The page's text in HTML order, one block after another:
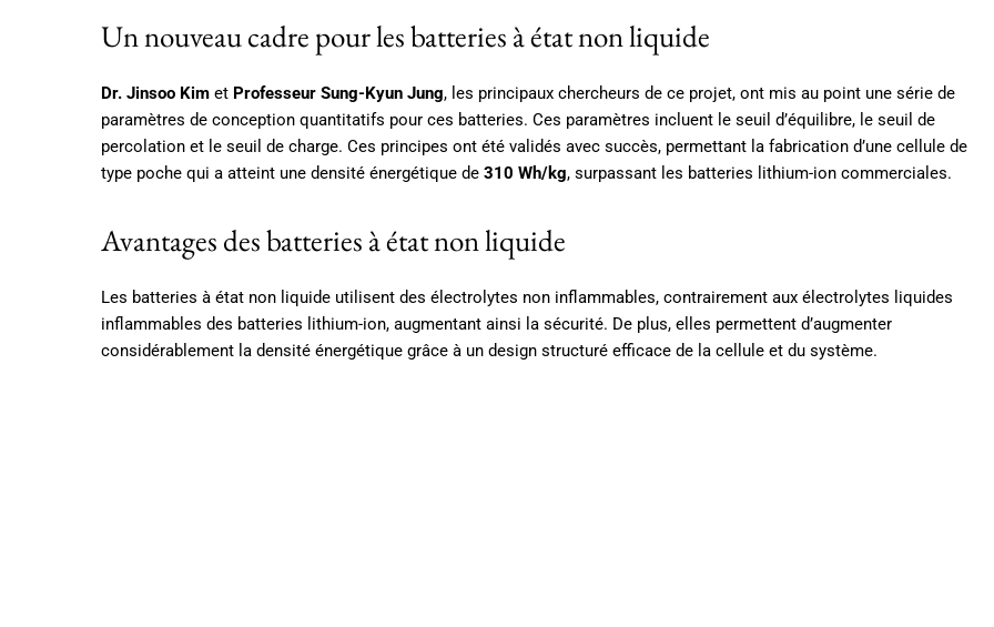
Un nouveau cadre pour les batteries à état non liquide
Dr. Jinsoo Kim et Professeur Sung-Kyun Jung, les principaux chercheurs de ce projet, ont mis au point une série de
paramètres de conception quantitatifs pour ces batteries. Ces paramètres incluent le seuil d’équilibre, le seuil de
percolation et le seuil de charge. Ces principes ont été validés avec succès, permettant la fabrication d’une cellule de
type poche qui a atteint une densité énergétique de 310 Wh/kg, surpassant les batteries lithium-ion commerciales.
Avantages des batteries à état non liquide
Les batteries à état non liquide utilisent des électrolytes non inflammables, contrairement aux électrolytes liquides
inflammables des batteries lithium-ion, augmentant ainsi la sécurité. De plus, elles permettent d’augmenter
considérablement la densité énergétique grâce à un design structuré efficace de la cellule et du système.